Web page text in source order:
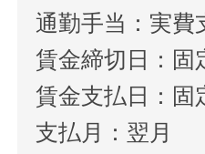
通勤手当：実費
賃金締切日：固
賃金支払日：固
支払月：翌月